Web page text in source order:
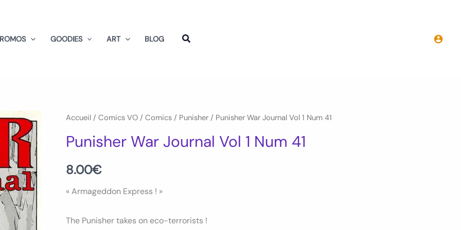
GOODIES ART BLOG
Accueil / Comics VO / Comics / Punisher / Punisher War Journal Vol 1 Num 41
Punisher War Journal Vol 1 Num 41
8.00€
« Armageddon Express ! »
The Punisher takes on eco-terrorists !
quantité
Punisher
War
Journal
Vol
Num